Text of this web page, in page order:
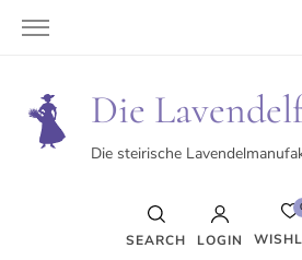
Die
Die steirische
SEARCH LOGIN